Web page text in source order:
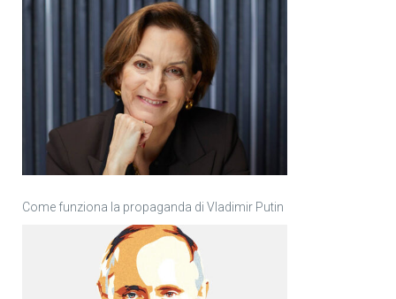
Come funziona la propaganda di Vladimir Putin